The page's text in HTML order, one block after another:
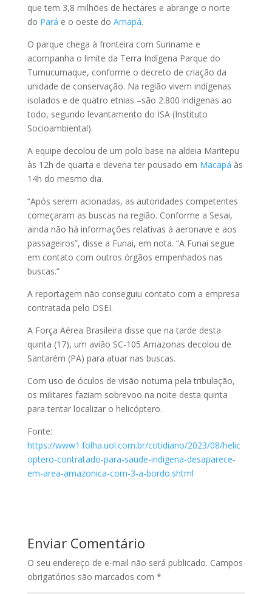
que tem 3,8 milhões de hectares e abrange o norte
do Pará e o oeste do Amapá.
O parque chega à fronteira com Suriname e
acompanha o limite da Terra Indígena Parque do
Tumucumaque, conforme o decreto de criação da
unidade de conservação. Na região vivem indígenas
isolados e de quatro etnias –são 2.800 indígenas ao
todo, segundo levantamento do ISA (Instituto
Socioambiental).
A equipe decolou de um polo base na aldeia Maritepu
às 12h de quarta e deveria ter pousado em Macapá às
14h do mesmo dia.
“Após serem acionadas, as autoridades competentes
começaram as buscas na região. Conforme a Sesai,
ainda não há informações relativas à aeronave e aos
passageiros”, disse a Funai, em nota. “A Funai segue
em contato com outros órgãos empenhados nas
buscas.”
A reportagem não conseguiu contato com a empresa
contratada pelo DSEI.
A Força Aérea Brasileira disse que na tarde desta
quinta (17), um avião SC-105 Amazonas decolou de
Santarém (PA) para atuar nas buscas.
Com uso de óculos de visão noturna pela tribulação,
os militares faziam sobrevoo na noite desta quinta
para tentar localizar o helicóptero.
Fonte:
https://www1.folha.uol.com.br/cotidiano/2023/08/helic
optero-contratado-para-saude-indigena-desaparece-
em-area-amazonica-com-3-a-bordo.shtml
Enviar Comentário
O seu endereço de e-mail não será publicado. Campos
obrigatórios são marcados com *